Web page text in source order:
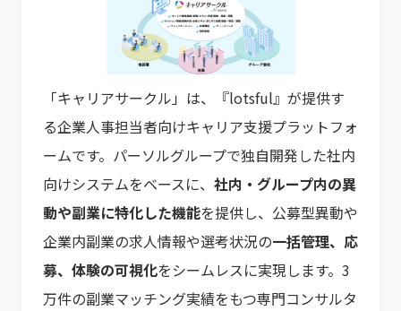
「キャリアサークル」は、『lotsful』が提供す
る企業人事担当者向けキャリア支援プラットフォ
ームです。パーソルグループで独自開発した社内
向けシステムをベースに、 社内・グループ内の異
動や副業に特化した機能を提供し、公募型異動や
企業内副業の求人情報や選考状況の一括管理、応
募、体験の可視化をシームレスに実現します。3
万件の副業マッチング実績をもつ専門コンサルタ